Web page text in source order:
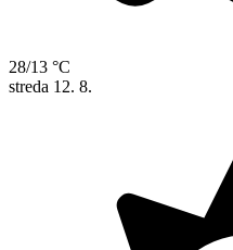
28/13 °C
streda 12. 8.